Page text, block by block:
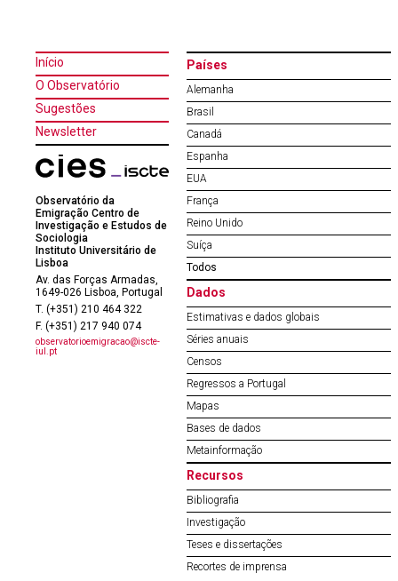
Início
O Observatório
Sugestões
Newsletter
Observatório da
Emigração Centro de
Investigação e Estudos de
Sociologia
Instituto Universitário de
Lisboa
Av. das Forças Armadas,
1649-026 Lisboa, Portugal
T. (+351) 210 464 322
F. (+351) 217 940 074
observatorioemigracao@iscte-
iul.pt
Países
Alemanha
Brasil
Canadá
Espanha
EUA
França
Reino Unido
Suíça
Todos
Dados
Estimativas e dados globais
Séries anuais
Censos
Regressos a Portugal
Mapas
Bases de dados
Metainformação
Recursos
Bibliografia
Investigação
Teses e dissertações
Recortes de imprensa